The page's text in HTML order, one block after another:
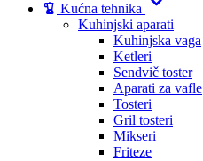
Kućna tehnika
Kuhinjski aparati
Kuhinjska vaga
Ketleri
Sendvič toster
Aparati za vafle
Tosteri
Gril tosteri
Mikseri
Friteze